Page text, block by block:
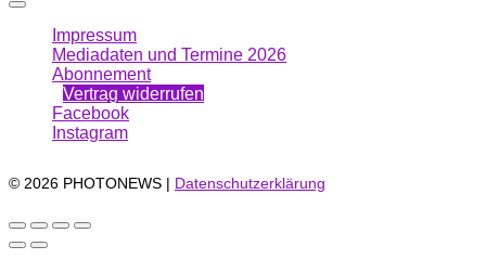
Impressum
Mediadaten und Termine 2026
Abonnement
Vertrag widerrufen
Facebook
Instagram
© 2026 PHOTONEWS | Datenschutzerklärung